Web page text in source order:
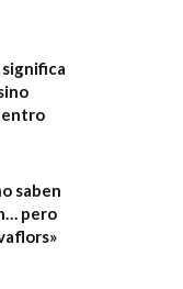
saben
pero